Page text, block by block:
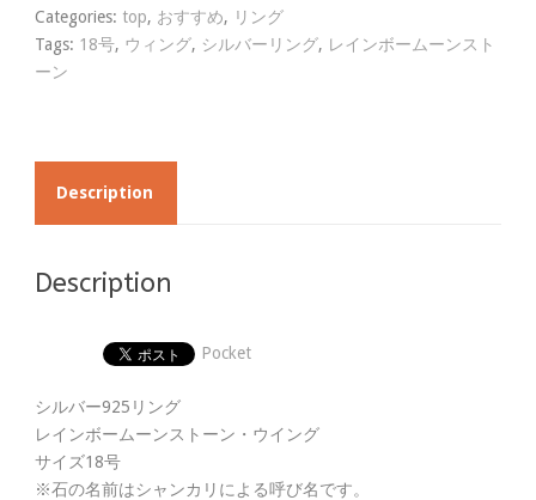
Categories: top, おすすめ, リング
Tags: 18号, ウィング, シルバーリング, レインボームーンスト
ーン
Description
Description
Pocket
シルバー925リング
レインボームーンストーン・ウイング
サイズ18号
※石の名前はシャンカリによる呼び名です。